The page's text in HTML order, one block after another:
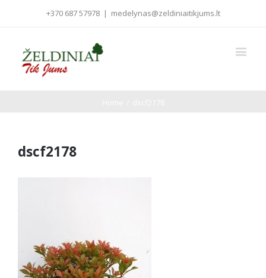
+370 687 57978 | medelynas@zeldiniaitikjums.lt
dscf2178